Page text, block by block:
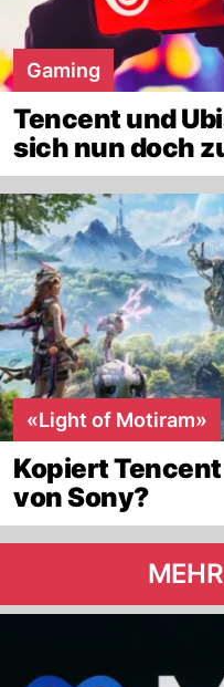
Gaming
Tencent und
sich nun doch
«Light of Motiram»
Kopiert
von Sony?